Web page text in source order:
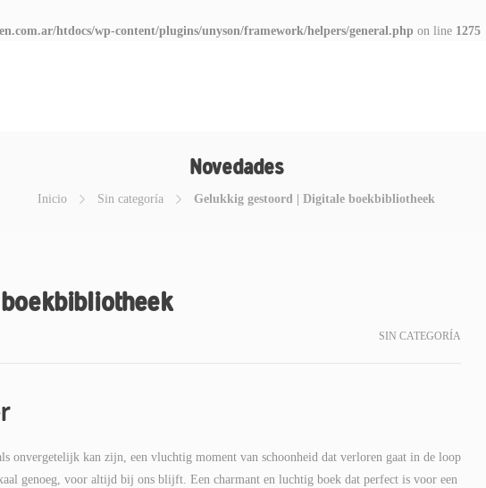
htdocs/wp-content/plugins/unyson/framework/helpers/general.php on line 1275
Novedades
Inicio Sin categoría Gelukkig gestoord | Digitale boekbibliotheek
SIN CATEGORÍA
onvergetelijk kan zijn, een vluchtig moment van schoonheid dat verloren gaat in de loop
genoeg, voor altijd bij ons blijft. Een charmant en luchtig boek dat perfect is voor een